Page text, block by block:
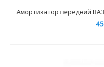
Амортизатор передний